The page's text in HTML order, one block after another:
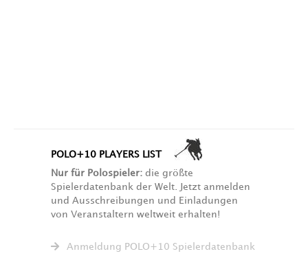
POLO+10 PLAYERS LIST
Nur für Polospieler: die größte
Spielerdatenbank der Welt. Jetzt anmelden
und Ausschreibungen und Einladungen
von Veranstaltern weltweit erhalten!
Anmeldung POLO+10 Spielerdatenbank